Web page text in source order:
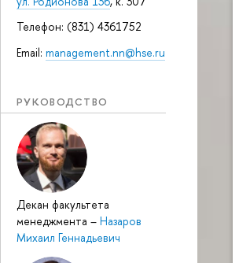
Телефон: (831) 4361752
Email: management.nn@hse.ru
РУКОВОДСТВО
Декан факультета
менеджмента – Назаров
Михаил Геннадьевич